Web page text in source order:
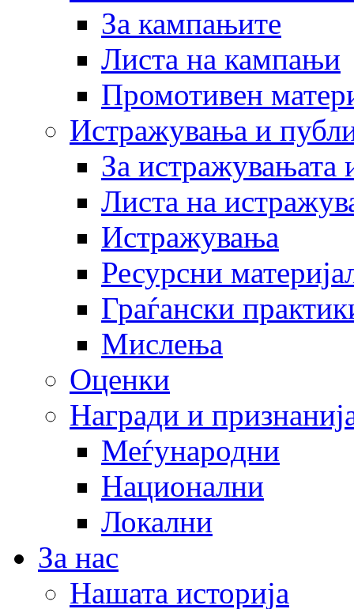
За кампањите
Листа на кампањи
Промотивен
Истражувања и
За истражувањата
Листа на
Истражувања
Ресурсни
Граѓански
Мислења
Оценки
Награди и
Меѓународни
Национални
Локални
За нас
Нашата историја